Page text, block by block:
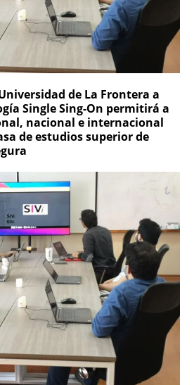
de La Frontera a
Single Sing-On permitirá a
nacional e internacional
de estudios superior de